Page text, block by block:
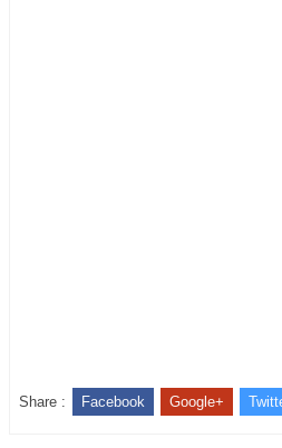
Share : Facebook Google+